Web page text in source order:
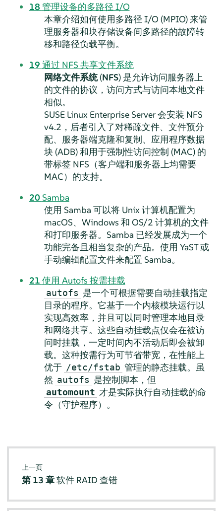
18 管理设备的多路径 I/O
本章介绍如何使用多路径 I/O (MPIO) 来管
理服务器和块存储设备间多路径的故障转
移和路径负载平衡。
19 通过 NFS 共享文件系统
网络文件系统(NFS) 是允许访问服务器上
的文件的协议，访问方式与访问本地文件
相似。
SUSE Linux Enterprise Server 会安装 NFS
v4.2，后者引入了对稀疏文件、文件预分
配、服务器端克隆和复制、应用程序数据
块 (ADB) 和用于强制性访问控制 (MAC) 的
带标签 NFS（客户端和服务器上均需要
MAC）的支持。
20Samba
使用 Samba 可以将 Unix 计算机配置为
macOS、Windows 和 OS/2 计算机的文件
和打印服务器。Samba 已经发展成为一个
功能完备且相当复杂的产品。使用 YaST 或
手动编辑配置文件来配置 Samba。
21 使用 Autofs 按需挂载
autofs 是一个可根据需要自动挂载指定
目录的程序。它基于一个内核模块运行以
实现高效率，并且可以同时管理本地目录
和网络共享。这些自动挂载点仅会在被访
问时挂载，一定时间内不活动后即会被卸
载。这种按需行为可节省带宽，在性能上
优于 /etc/fstab 管理的静态挂载。虽
然 autofs 是控制脚本，但
automount 才是实际执行自动挂载的命
令（守护程序）。
上一页
第 13 章软件 RAID 查错